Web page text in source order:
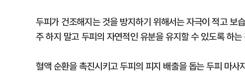
두피가 건조해지는 것을 방지하기 위해서는 자극이 적고 보
주 하지 말고 두피의 자연적인 유분을 유지할 수 있도록 하
혈액 순환을 촉진시키고 두피의 피지 배출을 돕는 두피 마